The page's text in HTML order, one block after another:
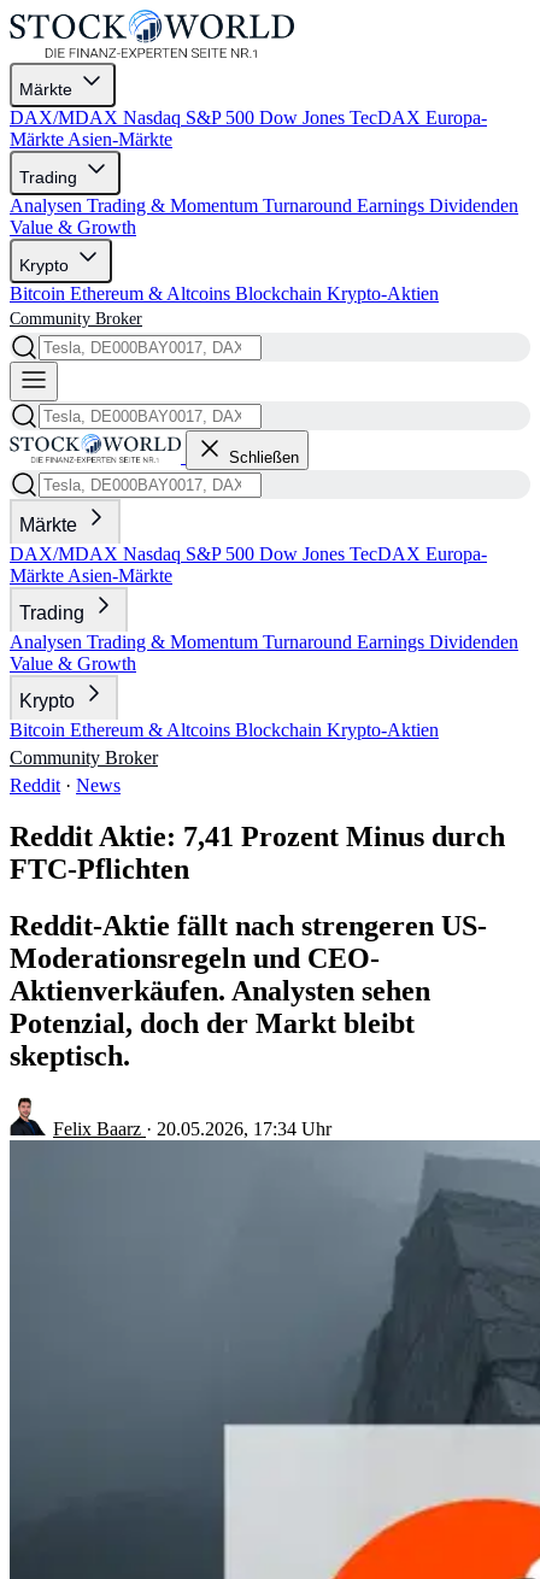
Märkte
DAX/MDAX Nasdaq S&P 500 Dow Jones TecDAX Europa-
Märkte Asien-Märkte
Trading
Analysen Trading & Momentum Turnaround Earnings Dividenden
Value & Growth
Krypto
Bitcoin Ethereum & Altcoins Blockchain Krypto-Aktien
Community Broker
Schließen
Märkte
DAX/MDAX Nasdaq S&P 500 Dow Jones TecDAX Europa-
Märkte Asien-Märkte
Trading
Analysen Trading & Momentum Turnaround Earnings Dividenden
Value & Growth
Krypto
Bitcoin Ethereum & Altcoins Blockchain Krypto-Aktien
Community Broker
Reddit · News
Reddit Aktie: 7,41 Prozent Minus durch
FTC-Pflichten
Reddit-Aktie fällt nach strengeren US-
Moderationsregeln und CEO-
Aktienverkäufen. Analysten sehen
Potenzial, doch der Markt bleibt
skeptisch.
Felix Baarz · 20.05.2026, 17:34 Uhr